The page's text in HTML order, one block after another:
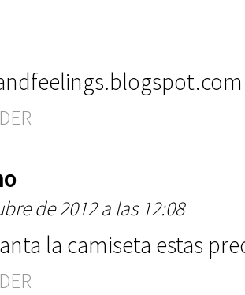
de 2012 a las 12:08
la camiseta estas